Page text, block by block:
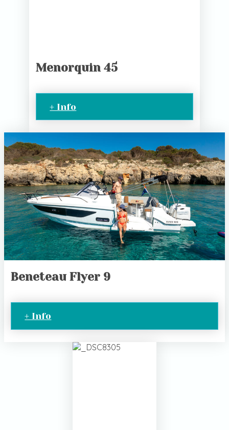
Menorquin 45
+ Info
Beneteau Flyer 9
+ Info